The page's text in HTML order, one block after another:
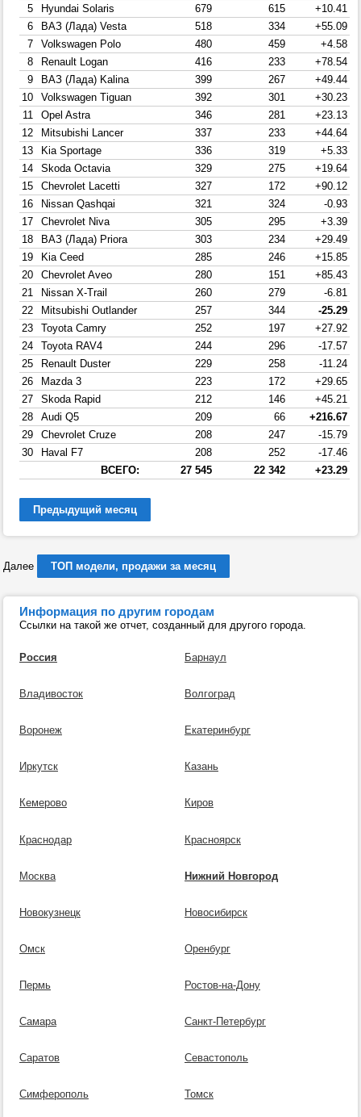
5
Hyundai Solaris 679 615
+10.41
6
ВАЗ (Лада) Vesta 518 334
+55.09
7
Volkswagen Polo 480 459
+4.58
8
Renault Logan 416 233
+78.54
9
ВАЗ (Лада) Kalina 399 267
+49.44
10
Volkswagen Tiguan 392 301
+30.23
11
Opel Astra 346 281
+23.13
12
Mitsubishi Lancer 337 233
+44.64
13
Kia Sportage 336 319
+5.33
14
Skoda Octavia 329 275
+19.64
15
Chevrolet Lacetti 327 172
+90.12
16
Nissan Qashqai 321 324
-0.93
17
Chevrolet Niva 305 295
+3.39
18
ВАЗ (Лада) Priora 303 234
+29.49
19
Kia Ceed 285 246
+15.85
20
Chevrolet Aveo 280 151
+85.43
21
Nissan X-Trail 260 279
-6.81
22
Mitsubishi Outlander 257 344
-25.29
23
Toyota Camry 252 197
+27.92
24
Toyota RAV4 244 296
-17.57
25
Renault Duster 229 258
-11.24
26
Mazda 3 223 172
+29.65
27
Skoda Rapid 212 146
+45.21
28
Audi Q5 209 66
+216.67
29
Chevrolet Cruze 208 247
-15.79
30
Haval F7 208 252
-17.46
ВСЕГО:
27 545 22 342 +23.29
Предыдущий месяц
Далее ТОП модели, продажи за месяц
Информация по другим городам
Ссылки на такой же отчет, созданный для другого города.
Россия Барнаул
Владивосток Волгоград
Воронеж Екатеринбург
Иркутск Казань
Кемерово Киров
Краснодар Красноярск
Москва Нижний Новгород
Новокузнецк Новосибирск
Омск Оренбург
Пермь Ростов-на-Дону
Самара Санкт-Петербург
Саратов Севастополь
Симферополь Томск